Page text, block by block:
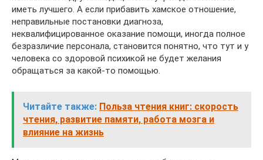
иметь лучшего. А если прибавить хамское отношение,
неправильные постановки диагноза,
неквалифицированное оказание помощи, иногда полное
безразличие персонала, становится понятно, что тут и у
человека со здоровой психикой не будет желания
обращаться за какой-то помощью.
Читайте также: Польза чтения книг: скорость
чтения, развитие памяти, работа мозга и
влияние на жизнь